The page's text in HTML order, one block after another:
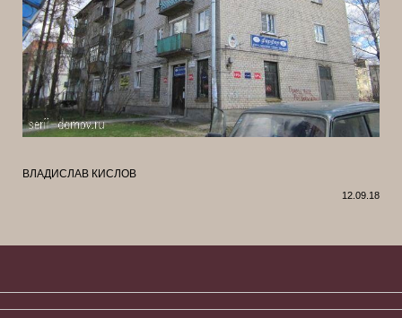
ВЛАДИСЛАВ КИСЛОВ
12.09.18